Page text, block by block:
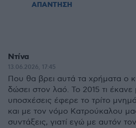
ΑΠΑΝΤΗΣΗ
Ντίνα
13.06.2026, 17:45
Που θα βρει αυτά τα χρήματα ο
δώσει στον λαό. Το 2015 τι έκανε
υποσχέσεις έφερε το τρίτο
και με τον νόμο Κατρούκαλου
συντάξεις, γιατί εγώ με αυτόν